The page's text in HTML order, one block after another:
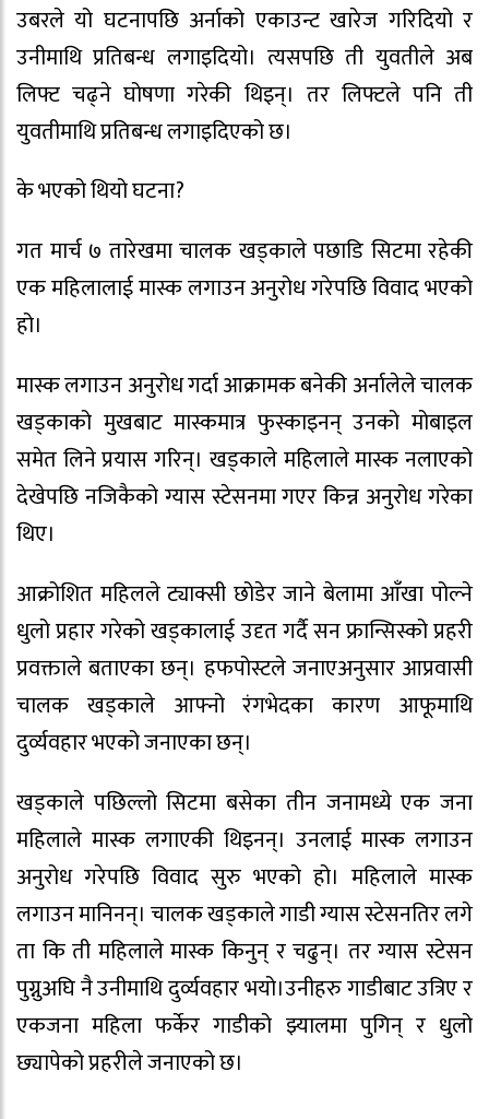
उबरले यो घटनापछि अर्नाको एकाउन्ट खारेज गरिदियो र
उनीमाथि प्रतिबन्ध लगाइदियो। त्यसपछि ती युवतीले अब
लिफ्ट चढ्ने घोषणा गरेकी थिइन्। तर लिफ्टले पनि ती
युवतीमाथि प्रतिबन्ध लगाइदिएको छ।
के भएको थियो घटना?
गत मार्च ७ तारेखमा चालक खड्काले पछाडि सिटमा रहेकी
एक महिलालाई मास्क लगाउन अनुरोध गरेपछि विवाद भएको
हो।
मास्क लगाउन अनुरोध गर्दा आक्रामक बनेकी अर्नालेले चालक
खड्काको मुखबाट मास्कमात्र फुस्काइनन् उनको मोबाइल
समेत लिने प्रयास गरिन्। खड्काले महिलाले मास्क नलाएको
देखेपछि नजिकैको ग्यास स्टेसनमा गएर किन्न अनुरोध गरेका
थिए।
आक्रोशित महिलले ट्याक्सी छोडेर जाने बेलामा आँखा पोल्ने
धुलो प्रहार गरेको खड्कालाई उदृत गर्दै सन फ्रान्सिस्को प्रहरी
प्रवक्ताले बताएका छन्। हफपोस्टले जनाएअनुसार आप्रवासी
चालक खड्काले आफ्नो रंगभेदका कारण आफूमाथि
दुर्व्यवहार भएको जनाएका छन्।
खड्काले पछिल्लो सिटमा बसेका तीन जनामध्ये एक जना
महिलाले मास्क लगाएकी थिइनन्। उनलाई मास्क लगाउन
अनुरोध गरेपछि विवाद सुरु भएको हो। महिलाले मास्क
लगाउन मानिनन्। चालक खड्काले गाडी ग्यास स्टेसनतिर लगे
ता कि ती महिलाले मास्क किनुन् र चढुन्। तर ग्यास स्टेसन
पुग्नुअघि नै उनीमाथि दुर्व्यवहार भयो।उनीहरु गाडीबाट उत्रिए र
एकजना महिला फर्केर गाडीको झ्यालमा पुगिन् र धुलो
छ्यापेको प्रहरीले जनाएको छ।